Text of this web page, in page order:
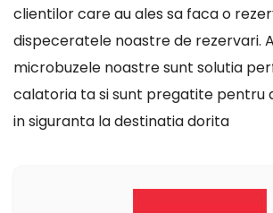
clientilor care au ales sa faca o
dispeceratele noastre de rezervari.
microbuzele noastre sunt solutia
calatoria ta si sunt pregatite pentru
in siguranta la destinatia dorita